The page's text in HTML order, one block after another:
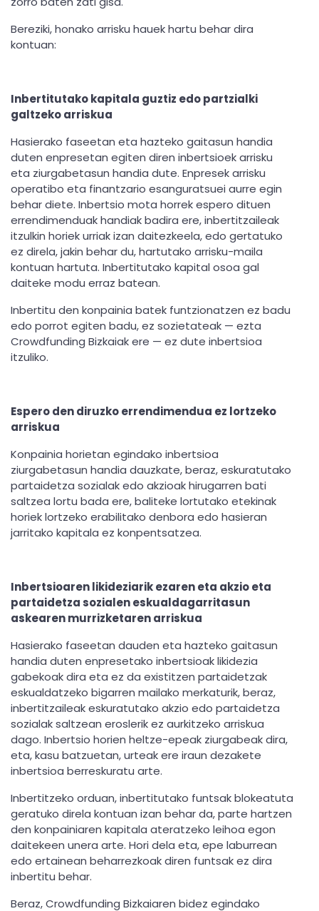
Bereziki, honako arrisku hauek hartu behar dira
kontuan:
Inbertitutako kapitala guztiz edo partzialki
galtzeko arriskua
Hasierako faseetan eta hazteko gaitasun handia
duten enpresetan egiten diren inbertsioek arrisku
eta ziurgabetasun handia dute. Enpresek arrisku
operatibo eta finantzario esanguratsuei aurre egin
behar diete. Inbertsio mota horrek espero dituen
errendimenduak handiak badira ere, inbertitzaileak
itzulkin horiek urriak izan daitezkeela, edo gertatuko
ez direla, jakin behar du, hartutako arrisku-maila
kontuan hartuta. Inbertitutako kapital osoa gal
daiteke modu erraz batean.
Inbertitu den konpainia batek funtzionatzen ez badu
edo porrot egiten badu, ez sozietateak — ezta
Crowdfunding Bizkaiak ere — ez dute inbertsioa
itzuliko.
Espero den diruzko errendimendua ez lortzeko
arriskua
Konpainia horietan egindako inbertsioa
ziurgabetasun handia dauzkate, beraz, eskuratutako
partaidetza sozialak edo akzioak hirugarren bati
saltzea lortu bada ere, baliteke lortutako etekinak
horiek lortzeko erabilitako denbora edo hasieran
jarritako kapitala ez konpentsatzea.
Inbertsioaren likideziarik ezaren eta akzio eta
partaidetza sozialen eskualdagarritasun
askearen murrizketaren arriskua
Hasierako faseetan dauden eta hazteko gaitasun
handia duten enpresetako inbertsioak likidezia
gabekoak dira eta ez da existitzen partaidetzak
eskualdatzeko bigarren mailako merkaturik, beraz,
inbertitzaileak eskuratutako akzio edo partaidetza
sozialak saltzean eroslerik ez aurkitzeko arriskua
dago. Inbertsio horien heltze-epeak ziurgabeak dira,
eta, kasu batzuetan, urteak ere iraun dezakete
inbertsioa berreskuratu arte.
Inbertitzeko orduan, inbertitutako funtsak blokeatuta
geratuko direla kontuan izan behar da, parte hartzen
den konpainiaren kapitala ateratzeko leihoa egon
daitekeen unera arte. Hori dela eta, epe laburrean
edo ertainean beharrezkoak diren funtsak ez dira
inbertitu behar.
Beraz, Crowdfunding Bizkaiaren bidez egindako